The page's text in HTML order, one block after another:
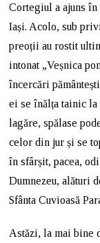
Cortegiul a ajuns
Iași. Acolo, sub
preoții au rostit
intonat „Veșnica
încercări
ei se înălța tainic
lagăre, spălase
celor din jur și se
în sfârșit, pacea,
Dumnezeu, alături
Sfânta Cuvioasă
Astăzi, la mai bine